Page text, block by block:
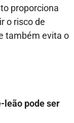
proporciona
o risco de
também evita o
leão pode ser